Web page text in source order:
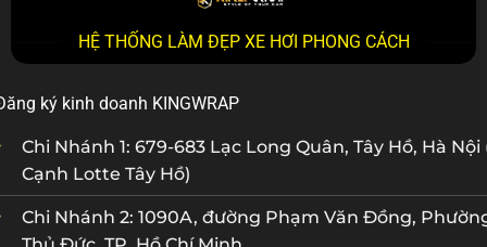
HỆ THỐNG LÀM ĐẸP XE HƠI PHONG CÁCH
ký kinh doanh KINGWRAP
Chi Nhánh 1: 679-683 Lạc Long Quân, Tây Hồ, Hà Nội
Cạnh Lotte Tây Hồ)
Chi Nhánh 2: 1090A, đường Phạm Văn Đồng,